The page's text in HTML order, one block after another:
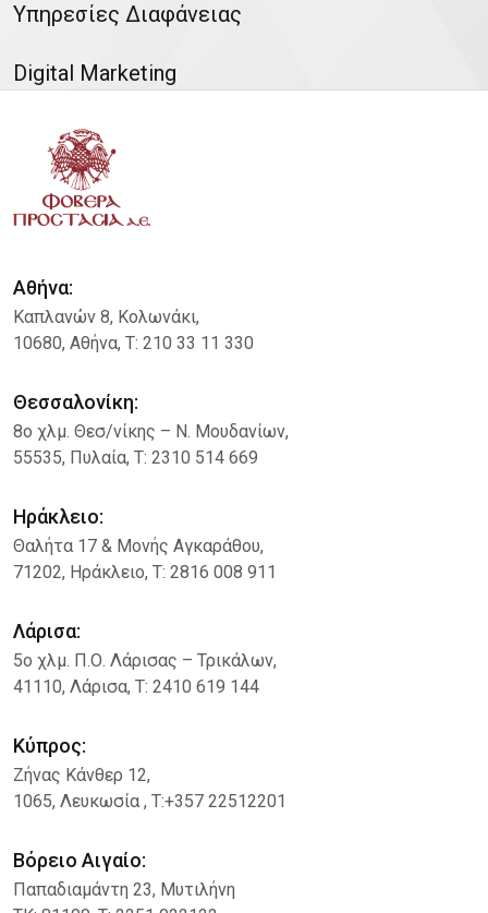
Υπηρεσίες Διαφάνειας
Digital Marketing
Αθήνα:
Καπλανών 8, Κολωνάκι,
10680, Αθήνα, Τ: 210 33 11 330
Θεσσαλονίκη:
8ο χλμ. Θεσ/νίκης – Ν. Μουδανίων,
55535, Πυλαία, Τ: 2310 514 669
Ηράκλειο:
Θαλήτα 17 & Μονής Αγκαράθου,
71202, Ηράκλειο, Τ: 2816 008 911
Λάρισα:
5ο χλμ. Π.Ο. Λάρισας – Τρικάλων,
41110, Λάρισα, Τ: 2410 619 144
Κύπρος:
Ζήνας Κάνθερ 12,
1065, Λευκωσία , Τ:+357 22512201
Βόρειο Αιγαίο:
Παπαδιαμάντη 23, Μυτιλήνη